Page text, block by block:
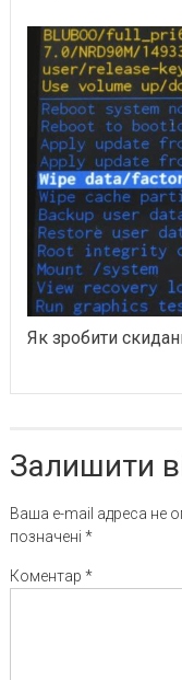
Як зробити
Залишити
Ваша e-mail адреса не
позначені *
Коментар *